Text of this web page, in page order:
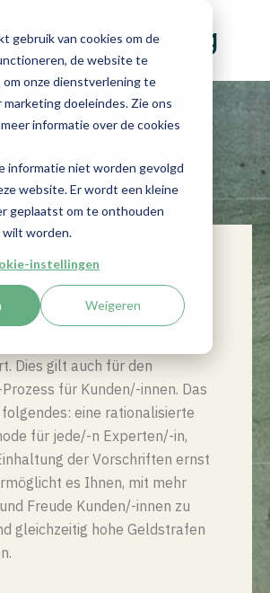
gebruik van cookies om de
de website te
om onze dienstverlening te
doeleindes. Zie ons
informatie over de cookies
informatie niet worden gevolgd
website. Er wordt een kleine
geplaatst om te onthouden
worden.
instellingen
Weigeren
Anwendung
vonRegLab
Compliance-Service erfüllt
die
-Anforderungen.
Dies gilt auch für den
für Kunden/-innen. Das
eine rationalisierte
für jede/-n Experten/-in,
der Vorschriften ernst
es Ihnen, mit mehr
Freude Kunden/-innen zu
gleichzeitig hohe Geldstrafen